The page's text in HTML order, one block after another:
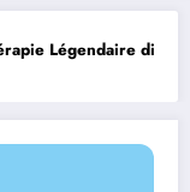
9 à Prayssac